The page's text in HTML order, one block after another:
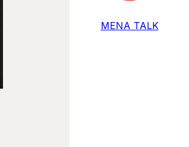
MENA TALK